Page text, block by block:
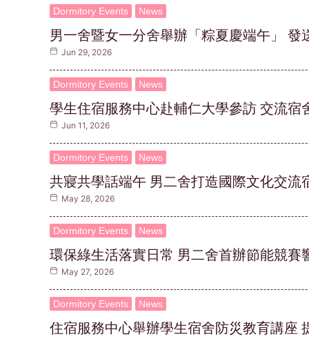
Dormitory Events News
男一舍暨女一分舍舉辦「粽夏慶端午」
Jun 29, 2026
Dormitory Events News
學生住宿服務中心赴輔仁大學參訪 交流宿
Jun 11, 2026
Dormitory Events News
共寢共學話端午 男二舍打造國際文化交流
May 28, 2026
Dormitory Events News
環保綠生活落實日常 男二舍首辦節能競賽
May 27, 2026
Dormitory Events News
住宿服務中心舉辦學生宿舍防災教育講座